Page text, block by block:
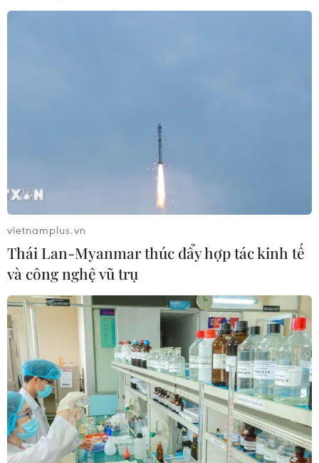
vietnamplus.vn
Thái Lan-Myanmar thúc đẩy hợp tác kinh tế
và công nghệ vũ trụ